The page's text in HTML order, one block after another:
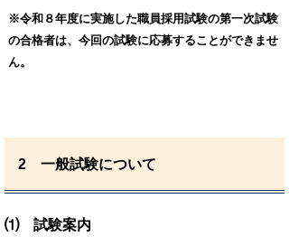
※令和８年度に実施した職員採用試験の第一次試験
の合格者は、 今回の試験に応募することができませ
ん。
2 一般試験について
⑴ 試験案内